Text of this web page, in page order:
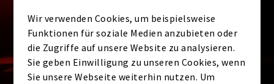
unverbindlich anfragen.
Anrede
Wir verwenden Cookies, um beispielsweise
Funktionen für soziale Medien anzubieten oder
die Zugriffe auf unsere Website zu analysieren.
Sie geben Einwilligung zu unseren Cookies, wenn
Sie unsere Webseite weiterhin nutzen. Um